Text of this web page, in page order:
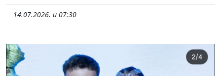
14.07.2026. u 07:30